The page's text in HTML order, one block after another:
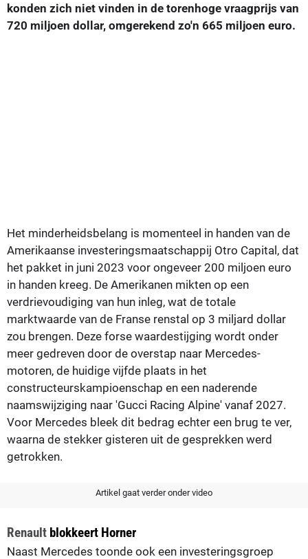
konden zich niet vinden in de torenhoge vraagprijs van
720 miljoen dollar, omgerekend zo'n 665 miljoen euro.
Het minderheidsbelang is momenteel in handen van de
Amerikaanse investeringsmaatschappij Otro Capital, dat
het pakket in juni 2023 voor ongeveer 200 miljoen euro
in handen kreeg. De Amerikanen mikten op een
verdrievoudiging van hun inleg, wat de totale
marktwaarde van de Franse renstal op 3 miljard dollar
zou brengen. Deze forse waardestijging wordt onder
meer gedreven door de overstap naar Mercedes-
motoren, de huidige vijfde plaats in het
constructeurskampioenschap en een naderende
naamswijziging naar 'Gucci Racing Alpine' vanaf 2027.
Voor Mercedes bleek dit bedrag echter een brug te ver,
waarna de stekker gisteren uit de gesprekken werd
getrokken.
Artikel gaat verder onder video
Renault blokkeert Horner
Naast Mercedes toonde ook een investeringsgroep